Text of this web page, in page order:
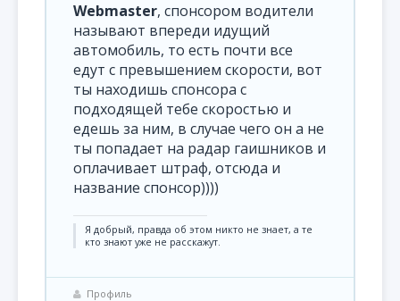
Webmaster, спонсором водители
называют впереди идущий
автомобиль, то есть почти все
едут с превышением скорости, вот
ты находишь спонсора с
подходящей тебе скоростью и
едешь за ним, в случае чего он а не
ты попадает на радар гаишников и
оплачивает штраф, отсюда и
название спонсор))))
Я добрый, правда об этом никто не знает, а те
кто знают уже не расскажут.
Профиль